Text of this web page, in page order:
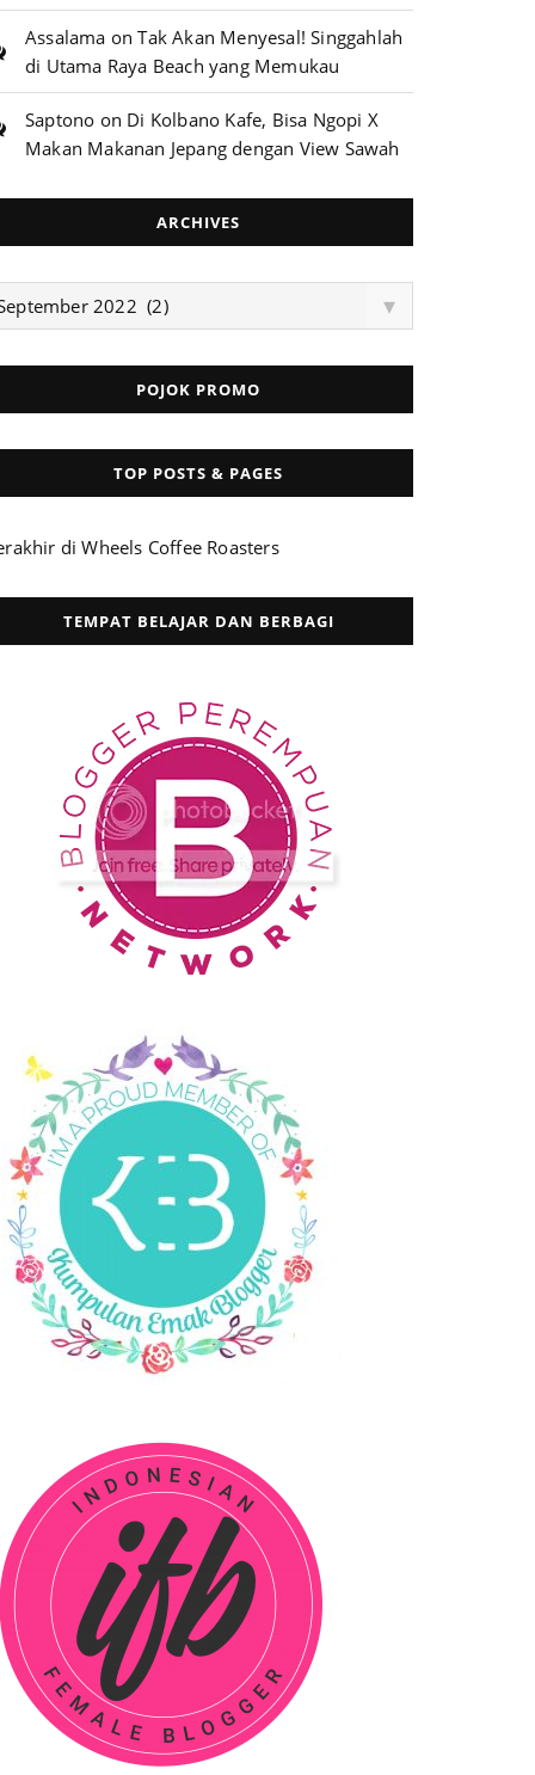
Assalama onTak Akan Menyesal! Singgahlah
di Utama Raya Beach yang Memukau
Saptono on Di Kolbano Kafe, Bisa Ngopi X
Makan Makanan Jepang dengan View Sawah
ARCHIVES
2022 (2) ▾
POJOK PROMO
TOP POSTS & PAGES
di Wheels Coffee Roasters
TEMPAT BELAJAR DAN BERBAGI